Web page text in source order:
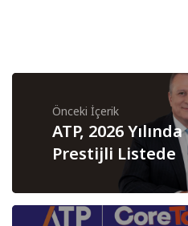
Önceki İçerik
ATP, 2026
Prestijli Listede